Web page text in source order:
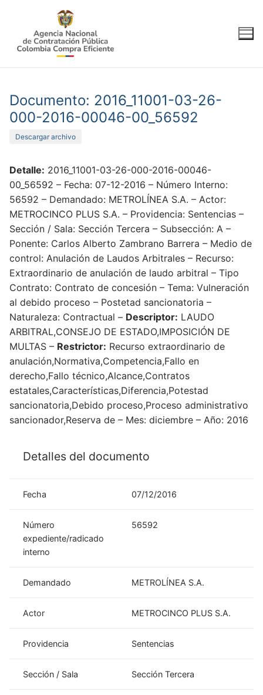
contenido
Documento: 2016_11001-03-26-
000-2016-00046-00_56592
Descargar archivo
Detalle: 2016_11001-03-26-000-2016-00046-
00_56592 – Fecha: 07-12-2016 – Número Interno:
56592 – Demandado: METROLÍNEA S.A. – Actor:
METROCINCO PLUS S.A. – Providencia: Sentencias –
Sección / Sala: Sección Tercera – Subsección: A –
Ponente: Carlos Alberto Zambrano Barrera – Medio de
control: Anulación de Laudos Arbitrales – Recurso:
Extraordinario de anulación de laudo arbitral – Tipo
Contrato: Contrato de concesión – Tema: Vulneración
al debido proceso – Postetad sancionatoria –
Naturaleza: Contractual – Descriptor: LAUDO
ARBITRAL,CONSEJO DE ESTADO,IMPOSICIÓN DE
MULTAS – Restrictor: Recurso extraordinario de
anulación,Normativa,Competencia,Fallo en
derecho,Fallo técnico,Alcance,Contratos
estatales,Características,Diferencia,Potestad
sancionatoria,Debido proceso,Proceso administrativo
sancionador,Reserva de – Mes: diciembre – Año: 2016
Detalles del documento
Fecha 07/12/2016
Número
expediente/radicado
interno
56592
Demandado METROLÍNEA S.A.
Actor METROCINCO PLUS S.A.
Providencia Sentencias
Sección / Sala Sección Tercera